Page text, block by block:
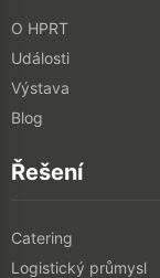
O HPRT
Události
Výstava
Blog
Řešení
Catering
Logistický průmysl